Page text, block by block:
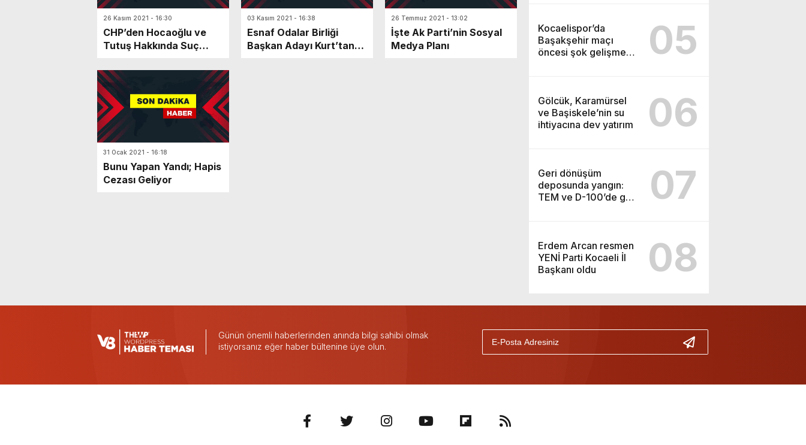
26 Kasım 2021 - 16:30
CHP’den Hocaoğlu ve
Tutuş Hakkında Suç
03 Kasım 2021 - 16:38
Esnaf Odalar Birliği
Başkan Adayı Kurt’tan
26 Temmuz 2021 - 13:02
İşte Ak Parti’nin Sosyal
Medya Planı
31 Ocak 2021 - 16:18
Bunu Yapan Yandı; Hapis
Cezası Geliyor
Kocaelispor’da
Başakşehir maçı
öncesi şok gelişme:
05
Gölcük, Karamürsel
ve Başiskele’nin su
ihtiyacına dev yatırım
06
Geri dönüşüm
deposunda yangın:
TEM ve D-100’de göz
07
Erdem Arcan resmen
YENİ Parti Kocaeli İl
Başkanı oldu
08
Günün önemli haberlerinden anında bilgi sahibi olmak
istiyorsanız eğer haber bültenine üye olun.